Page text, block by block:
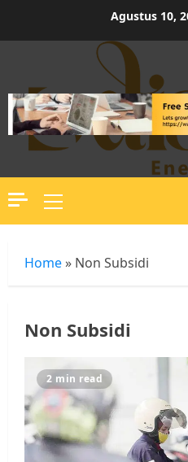
Agustus 10,
Primary
Menu
Home » Non Subsidi
Non Subsidi
2 min read
Kader